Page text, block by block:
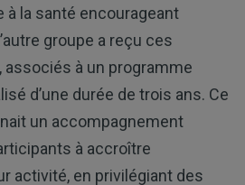
à la santé encourageant
groupe a reçu ces
à un programme
d’une durée de trois ans. Ce
un accompagnement
à accroître
activité, en privilégiant des